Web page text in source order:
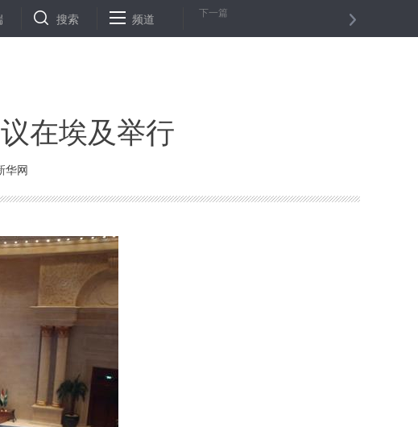
合”心电仪问世 中央广播电视总台发布年度品牌榜 直击杉木树煤矿透水
搜索 频道 下一篇
在埃及举行
华网